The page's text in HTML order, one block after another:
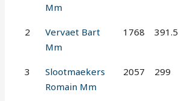
Mm
2
Vervaet Bart
Mm
1768 391.5
3
Slootmaekers
Romain Mm
2057 299